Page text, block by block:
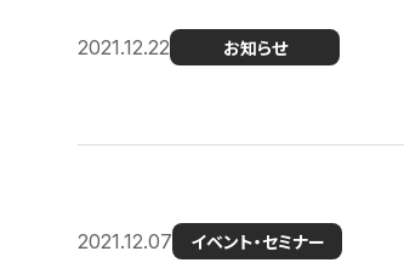
2021.12.22 お知らせ
2021.12.07 イベント・セミナー